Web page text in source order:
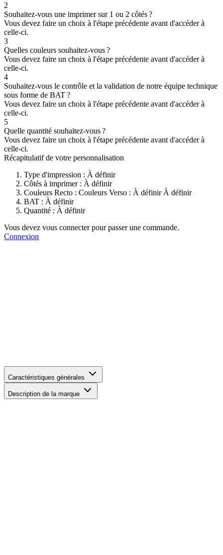
2
Souhaitez-vous une imprimer sur 1 ou 2 côtés ?
Vous devez faire un choix à l'étape précédente avant d'accéder à
celle-ci.
3
Quelles couleurs souhaitez-vous ?
Vous devez faire un choix à l'étape précédente avant d'accéder à
celle-ci.
4
Souhaitez-vous le contrôle et la validation de notre équipe technique
sous forme de BAT ?
Vous devez faire un choix à l'étape précédente avant d'accéder à
celle-ci.
5
Quelle quantité souhaitez-vous ?
Vous devez faire un choix à l'étape précédente avant d'accéder à
celle-ci.
Récapitulatif de votre personnalisation
Type d'impression : À définir
Côtés à imprimer : À définir
Couleurs Recto : Couleurs Verso : À définir À définir
BAT : À définir
Quantité : À définir
Vous devez vous connecter pour passer une commande.
Connexion
Caractéristiques générales
Description de la marque